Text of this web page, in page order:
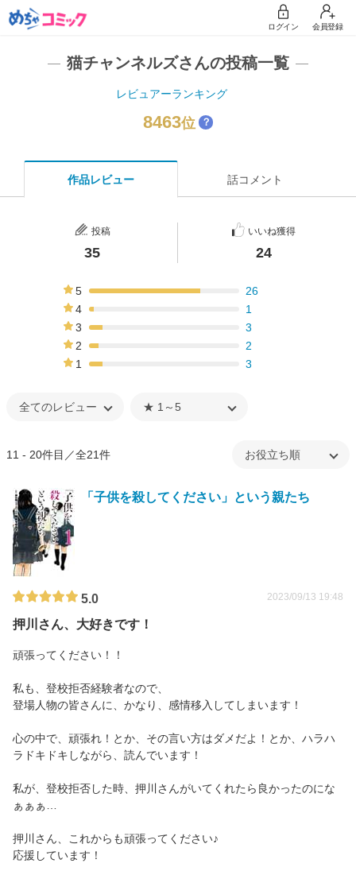
ログイン 会員登録
猫チャンネルズさんの投稿一覧
レビュアーランキング
8463位 ？
作品レビュー 話コメント
投稿
35
いいね獲得
24
5
26
4
1
3
3
2
2
1
3
11 - 20件目／全21件
「子供を殺してください」という親たち
5.0 2023/09/13 19:48
押川さん、大好きです！
頑張ってください！！
私も、登校拒否経験者なので、
登場人物の皆さんに、かなり、感情移入してしまいます！
心の中で、頑張れ！とか、その言い方はダメだよ！とか、ハラハ
ラドキドキしながら、読んでいます！
私が、登校拒否した時、押川さんがいてくれたら良かったのにな
ぁぁぁ…
押川さん、これからも頑張ってください♪
応援しています！